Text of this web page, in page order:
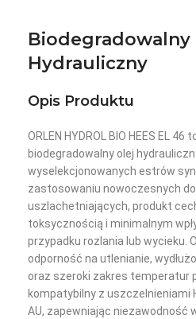
Biodegradowalny
Hydrauliczny
Opis Produktu
ORLEN HYDROL BIO HEES EL
biodegradowalny olej
wyselekcjonowanych estrów
zastosowaniu nowoczesnych
uszlachetniających, produkt
toksycznością i minimalnym
przypadku rozlania lub wycieku.
odporność na utlenianie,
oraz szeroki zakres temperatur
kompatybilny z uszczelnieniami
AU, zapewniając niezawodność